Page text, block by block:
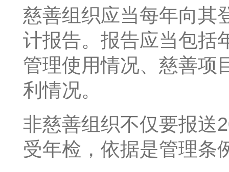
慈善组织应当每年向其
计报告。报告应当包括
管理使用情况、慈善项
利情况。
非慈善组织不仅要报送
受年检，依据是管理条